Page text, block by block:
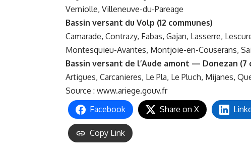
Verniolle, Villeneuve-du-Pareage
Bassin versant du Volp (12 communes)
Camarade, Contrazy, Fabas, Gajan, Lasserre,
Montesquieu-Avantes, Montjoie-en-Couserans,
Bassin versant de l’Aude amont — Donezan (7
Artigues, Carcanieres, Le Pla, Le Pluch, Mijanes,
Source : www.ariege.gouv.fr
Facebook
Share on X
Copy Link